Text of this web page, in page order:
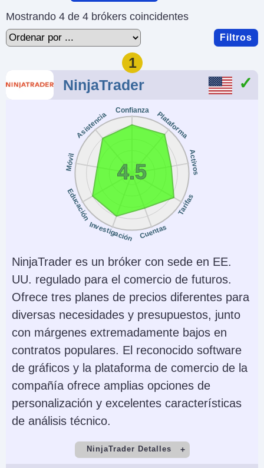
Mostrando 4 de 4 brókers coincidentes
Filtros
1
NinjaTrader
Confianza Plataforma
Activos
Tarifas
Cuentas
Investigación
Educación
Móvil
Asistencia
4.5
NinjaTrader es un bróker con sede en EE.
UU. regulado para el comercio de futuros.
Ofrece tres planes de precios diferentes para
diversas necesidades y presupuestos, junto
con márgenes extremadamente bajos en
contratos populares. El reconocido software
de gráficos y la plataforma de comercio de la
compañía ofrece amplias opciones de
personalización y excelentes características
de análisis técnico.
NinjaTrader Detalles